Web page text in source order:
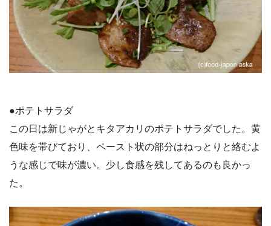
●ポテトサラダ
この日は新じゃがとキタアカリのポテトサラダでした。黄
色味を帯びており、ペースト状の部分はねっとりと絡むよ
うな感じで味が濃い。少し食感を残してあるのも良かっ
た。